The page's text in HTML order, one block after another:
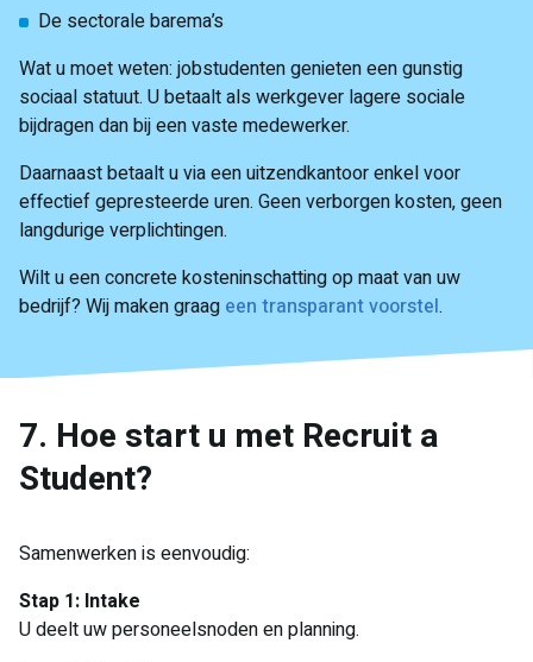
De sectorale barema’s
Wat u moet weten: jobstudenten genieten een gunstig
sociaal statuut. U betaalt als werkgever lagere sociale
bijdragen dan bij een vaste medewerker.
Daarnaast betaalt u via een uitzendkantoor enkel voor
effectief gepresteerde uren. Geen verborgen kosten, geen
langdurige verplichtingen.
Wilt u een concrete kosteninschatting op maat van uw
bedrijf? Wij maken graag een transparant voorstel.
7. Hoe start u met Recruit a
Student?
Samenwerken is eenvoudig:
Stap 1: Intake
U deelt uw personeelsnoden en planning.